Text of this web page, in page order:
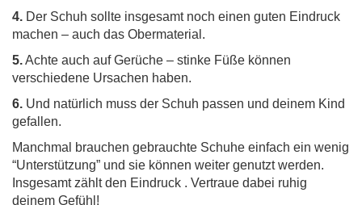
4. Der Schuh sollte insgesamt noch einen guten Eindruck
machen – auch das Obermaterial.
5.Achte auch auf Gerüche – stinke Füße können
verschiedene Ursachen haben.
6. Und natürlich muss der Schuh passen und deinem Kind
gefallen.
Manchmal brauchen gebrauchte Schuhe einfach ein wenig
“Unterstützung” und sie können weiter genutzt werden.
Insgesamt zählt den Eindruck . Vertraue dabei ruhig
deinem Gefühl!